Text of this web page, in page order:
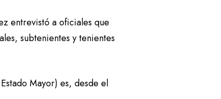
entrevistó a oficiales que
subtenientes y tenientes
Mayor) es, desde el